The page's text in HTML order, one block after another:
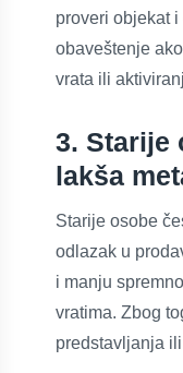
proveri objekat
obaveštenje
vrata ili
3. Starije
lakša
Starije osobe
odlazak u
i manju
vratima. Zbog
predstavljanja